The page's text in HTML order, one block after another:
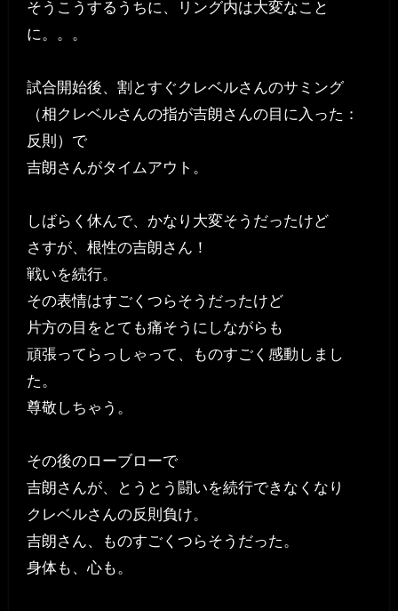
そうこうするうちに、リング内は大変なこと
に。。。
試合開始後、割とすぐクレベルさんのサミング
（相クレベルさんの指が吉朗さんの目に入った：
反則）で
吉朗さんがタイムアウト。
しばらく休んで、かなり大変そうだったけど
さすが、根性の吉朗さん！
戦いを続行。
その表情はすごくつらそうだったけど
片方の目をとても痛そうにしながらも
頑張ってらっしゃって、ものすごく感動しまし
た。
尊敬しちゃう。
その後のローブローで
吉朗さんが、とうとう闘いを続行できなくなり
クレベルさんの反則負け。
吉朗さん、ものすごくつらそうだった。
身体も、心も。